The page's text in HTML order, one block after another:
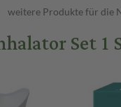
weitere Produkte für die
Set 1